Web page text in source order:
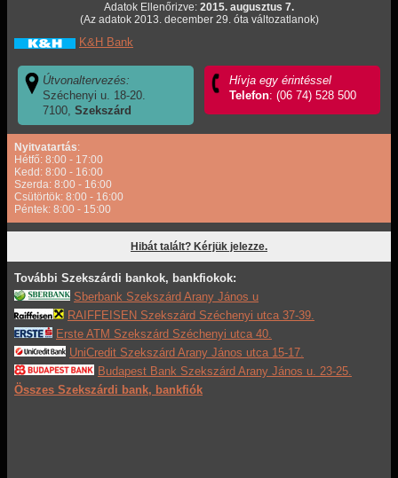
Adatok Ellenőrizve: 2015. augusztus 7.
(Az adatok 2013. december 29. óta változatlanok)
K&H Bank
Útvonaltervezés:
Széchenyi u. 18-20.
7100,Szekszárd
Hívja egy érintéssel
Telefon: (06 74) 528 500
Nyitvatartás:
Hétfő: 8:00 - 17:00
Kedd: 8:00 - 16:00
Szerda: 8:00 - 16:00
Csütörtök: 8:00 - 16:00
Péntek: 8:00 - 15:00
Hibát talált? Kérjük jelezze.
További Szekszárdi bankok, bankfiokok:
Sberbank Szekszárd Arany János u
RAIFFEISEN Szekszárd Széchenyi utca 37-39.
Erste ATM Szekszárd Széchenyi utca 40.
UniCredit Szekszárd Arany János utca 15-17.
Budapest Bank Szekszárd Arany János u. 23-25.
Összes Szekszárdi bank, bankfiók